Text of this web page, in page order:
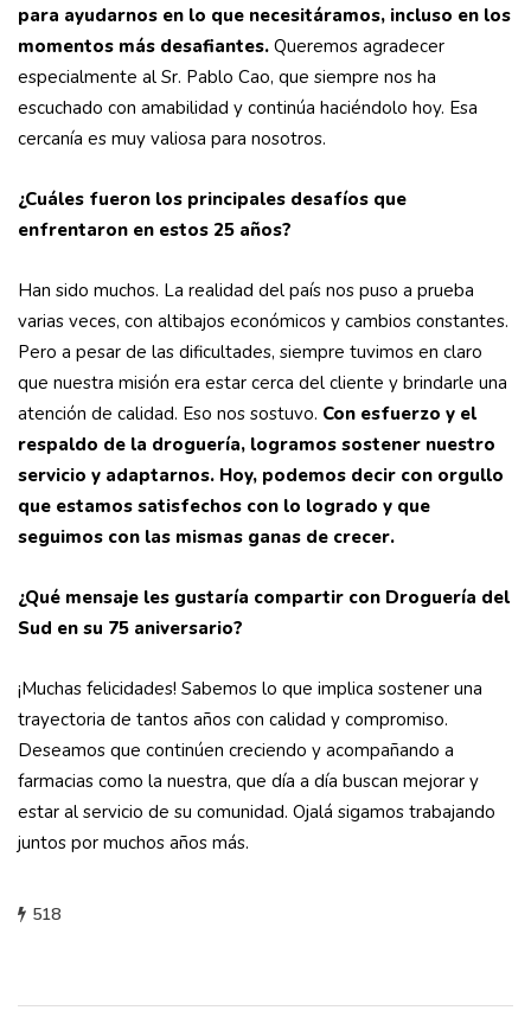
para ayudarnos en lo que necesitáramos, incluso en los
momentos más desafiantes. Queremos agradecer
especialmente al Sr. Pablo Cao, que siempre nos ha
escuchado con amabilidad y continúa haciéndolo hoy. Esa
cercanía es muy valiosa para nosotros.
¿Cuáles fueron los principales desafíos que
enfrentaron en estos 25 años?
Han sido muchos. La realidad del país nos puso a prueba
varias veces, con altibajos económicos y cambios constantes.
Pero a pesar de las dificultades, siempre tuvimos en claro
que nuestra misión era estar cerca del cliente y brindarle una
atención de calidad. Eso nos sostuvo. Con esfuerzo y el
respaldo de la droguería, logramos sostener nuestro
servicio y adaptarnos. Hoy, podemos decir con orgullo
que estamos satisfechos con lo logrado y que
seguimos con las mismas ganas de crecer.
¿Qué mensaje les gustaría compartir con Droguería del
Sud en su 75 aniversario?
¡Muchas felicidades! Sabemos lo que implica sostener una
trayectoria de tantos años con calidad y compromiso.
Deseamos que continúen creciendo y acompañando a
farmacias como la nuestra, que día a día buscan mejorar y
estar al servicio de su comunidad. Ojalá sigamos trabajando
juntos por muchos años más.
518